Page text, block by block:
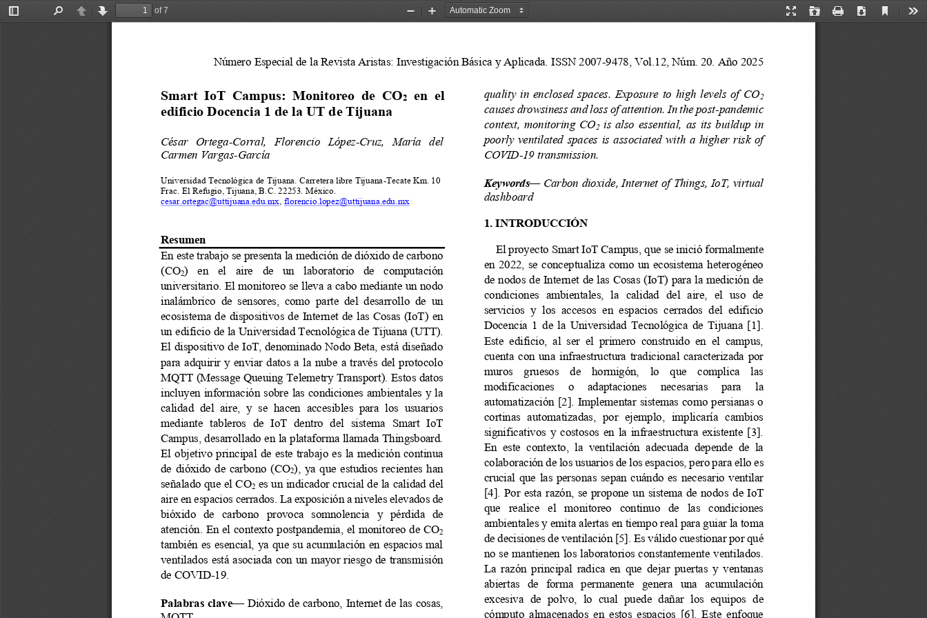
Toggle
PreviousNext
of 7
Presentation
Open Print Download
Current
Zoom
Zoom
Número Especial de la Revista Aristas: Investigación Básica y Aplicada. ISSN 2007-9478, Vol.12, Núm. 20. Año 2025
Smart  IoT  Campus: Monitoreo  de  CO2 en el
edificio Docencia 1 de la UT de Tijuana
César   Ortega-Corral, Florencio   López-Cruz,   María   del
Carmen Vargas-García
Universidad Tecnológica de Tijuana. Carretera libre Tijuana-Tecate Km. 10
Frac. El Refugio, Tijuana, B.C. 22253. México
cesar.ortegac@uttijuana.edu.mx florencio.lopez@uttijuana.edu.mx
Resumen
En este trabajo se presenta la medición de dióxido de carbono
(CO2)   en   el   aire   de   un   laboratorio   de   computación
universitario. El monitoreo se lleva a cabo mediante un nodo
inalámbrico  de  sensores,  como  parte  del  desarrollo  de  un
ecosistema  de  dispositivos de  Internet  de  las Cosas (IoT) en
un edificio de la Universidad Tecnológica de Tijuana (UTT).
El dispositivo de IoT, denominado Nodo Beta, está diseñado
para  adquirir y enviar datos a  la  nube  a  través del  protocolo
MQTT (Message Queuing Telemetry Transport). Estos datos
incluyen información sobre las condiciones ambientales y la
calidad  del  aire,  y  se  hacen  accesibles  para  los  usuarios
mediante  tableros  de  IoT  dentro  del  sistema  Smart  IoT
Campus, desarrollado en la plataforma llamada Thingsboard.
El objetivo principal  de este trabajo es la medición continua
de  dióxido  de  carbono  (CO2),  ya  que  estudios  recientes  han
señalado que el CO2 es un indicador crucial de la calidad del
aire en espacios cerrados. La exposición a niveles elevados de
bióxido   de   carbono
provoca somnolencia   y   pérdida   de
atención. En el contexto postpandemia, el monitoreo de CO2
también es esencial, ya que su acumulación en espacios mal
ventilados está asociada con un mayor riesgo de transmisión
de COVID-19.
Palabras clave— Dióxido de carbono, Internet de las cosas
quality  in  enclosed  spaces.  Exposure  to  high  levels  of  CO2
causes drowsiness and loss of attention. In the post-pandemic
context,  monitoring  CO2 is  also  essential,  as  its  buildup  in
poorly  ventilated  spaces  is  associated  with  a  higher  risk  of
COVID-19 transmission.
Keywords— Carbon dioxide, Internet of Things, IoT, virtual
dashboard
1. INTRODUCCIÓN
El proyecto Smart IoT Campus, que se inició formalmente
en  2022,  se  conceptualiza  como  un  ecosistema  heterogéneo
de nodos de Internet de las Cosas (IoT) para la medición de
condiciones  ambientales,  la  calidad  del  aire,  el  uso  de
servicios  y  los  accesos  en  espacios  cerrados  del  edificio
Docencia  1  de  la  Universidad  Tecnológica  de  Tijuana  [1].
Este  edificio,  al  ser  el  primero  construido  en  el  campus,
cuenta  con  una  infraestructura  tradicional  caracterizada  por
muros    gruesos    de    hormigón,    lo    que    complica    las
modificaciones     o     adaptaciones     necesarias     para
la
automatización [2]. Implementar sistemas como persianas o
cortinas  automatizadas,  por  ejemplo,  implicaría  cambios
significativos  y  costosos  en  la  infraestructura  existente  [3].
En  este  contexto,  la  ventilación  adecuada  depende  de  la
colaboración de los usuarios de los espacios, pero para ello es
crucial  que  las  personas  sepan  cuándo  es  necesario  ventilar
[4].  Por  esta  razón,  se  propone  un  sistema  de  nodos de IoT
que   realice   el   monitoreo   continuo   de   las   condiciones
ambientales y emita alertas en tiempo real para guiar la toma
de decisiones de ventilación [5]. Es válido cuestionar por qué
no se mantienen los laboratorios constantemente ventilados.
La  razón  principal  radica  en  que  dejar  puertas  y  ventanas
abiertas   de   forma   permanente   genera   una   acumulación
excesiva  de  polvo,  lo  cual  puede  dañar  los  equipos  de
cómputo  almacenados  en  estos  espacios  [6].  Este  enfoque